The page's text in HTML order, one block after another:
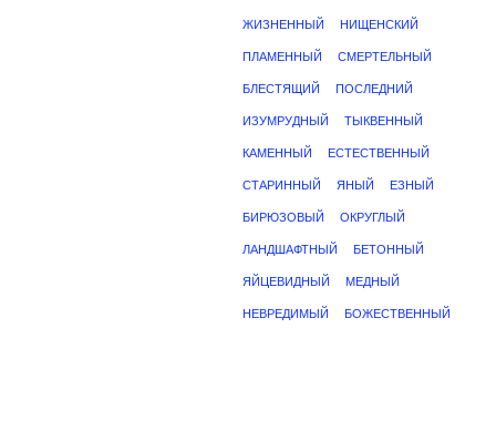
ЖИЗНЕННЫЙ НИЩЕНСКИЙ
ПЛАМЕННЫЙ СМЕРТЕЛЬНЫЙ
БЛЕСТЯЩИЙ ПОСЛЕДНИЙ
ИЗУМРУДНЫЙ ТЫКВЕННЫЙ
КАМЕННЫЙ ЕСТЕСТВЕННЫЙ
СТАРИННЫЙ ЯНЫЙ ЕЗНЫЙ
БИРЮЗОВЫЙ ОКРУГЛЫЙ
ЛАНДШАФТНЫЙ БЕТОННЫЙ
ЯЙЦЕВИДНЫЙ МЕДНЫЙ
НЕВРЕДИМЫЙ БОЖЕСТВЕННЫЙ